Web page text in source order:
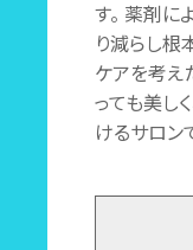
す。 薬剤に
り減らし根
ケアを考え
っても美し
けるサロン